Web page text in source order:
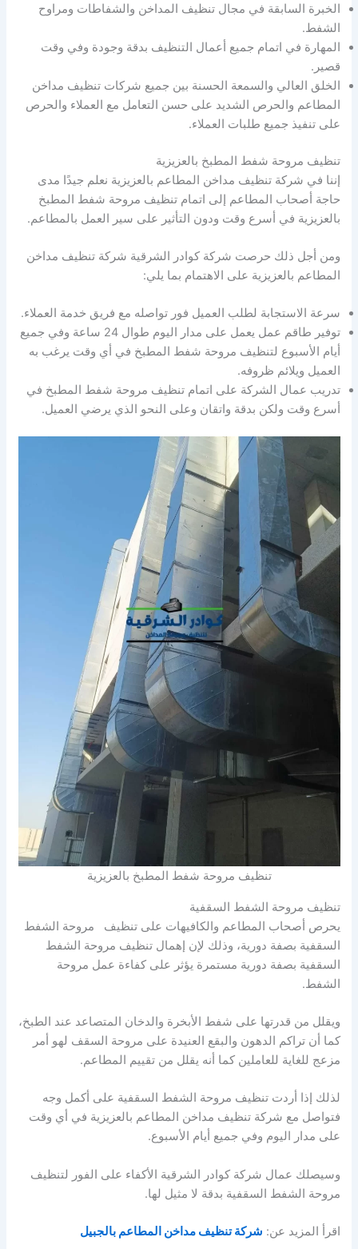
الخبرة السابقة في مجال تنظيف المداخن والشفاطات ومراوح
الشفط.
المهارة في اتمام جميع أعمال التنظيف بدقة وجودة وفي وقت
قصير.
الخلق العالي والسمعة الحسنة بين جميع شركات تنظيف مداخن
المطاعم والحرص الشديد على حسن التعامل مع العملاء والحرص
على تنفيذ جميع طلبات العملاء.
تنظيف مروحة شفط المطبخ بالعزيزية
إننا في شركة تنظيف مداخن المطاعم بالعزيزية نعلم جيدًا مدى
حاجة أصحاب المطاعم إلى اتمام تنظيف مروحة شفط المطبخ
بالعزيزية في أسرع وقت ودون التأثير على سير العمل بالمطاعم.
ومن أجل ذلك حرصت شركة كوادر الشرقية شركة تنظيف مداخن
المطاعم بالعزيزية على الاهتمام بما يلي:
سرعة الاستجابة لطلب العميل فور تواصله مع فريق خدمة العملاء.
توفير طاقم عمل يعمل على مدار اليوم طوال 24 ساعة وفي جميع
أيام الأسبوع لتنظيف مروحة شفط المطبخ في أي وقت يرغب به
العميل ويلائم ظروفه.
تدريب عمال الشركة على اتمام تنظيف مروحة شفط المطبخ في
أسرع وقت ولكن بدقة واتقان وعلى النحو الذي يرضي العميل.
تنظيف مروحة شفط المطبخ بالعزيزية
تنظيف مروحة الشفط السقفية
يحرص أصحاب المطاعم والكافيهات على تنظيف مروحة الشفط
السقفية بصفة دورية، وذلك لإن إهمال تنظيف مروحة الشفط
السقفية بصفة دورية مستمرة يؤثر على كفاءة عمل مروحة
الشفط.
ويقلل من قدرتها على شفط الأبخرة والدخان المتصاعد عند الطبخ،
كما أن تراكم الدهون والبقع العنيدة على مروحة السقف لهو أمر
مزعج للغاية للعاملين كما أنه يقلل من تقييم المطاعم.
لذلك إذا أردت تنظيف مروحة الشفط السقفية على أكمل وجه
فتواصل مع شركة تنظيف مداخن المطاعم بالعزيزية في أي وقت
على مدار اليوم وفي جميع أيام الأسبوع.
وسيصلك عمال شركة كوادر الشرقية الأكفاء على الفور لتنظيف
مروحة الشفط السقفية بدقة لا مثيل لها.
اقرأ المزيد عن: شركة تنظيف مداخن المطاعم بالجبيل